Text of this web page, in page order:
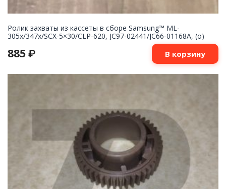
Ролик захваты из кассеты в сборе Samsung™ ML-
305x/347x/SCX-5×30/CLP-620, JC97-02441/JC66-01168A, (o)
885 ₽ В корзину